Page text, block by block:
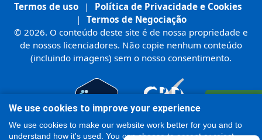
Termos de uso |
Política de Privacidade e Cookies
|
Termos de Negociação
© 2026. O conteúdo deste site é de nossa propriedade e
de nossos licenciadores. Não copie nenhum conteúdo
(incluindo imagens) sem o nosso consentimento.
We use cookies to improve your experience
We use cookies to make our website work better for you and to
understand how it's used. You can choose to accept or reject